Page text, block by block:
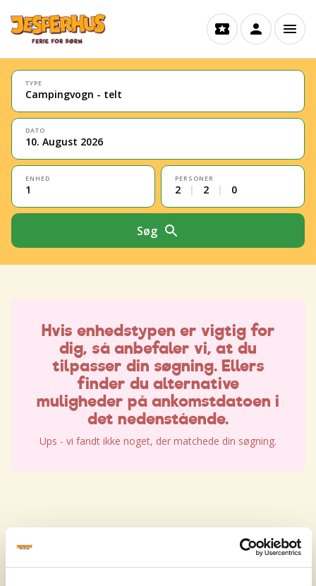
TYPE
Campingvogn - telt
DATO
10. August 2026
ENHED
1
PERSONER
2 | 2 | 0
Søg
Hvis enhedstypen er vigtig for
dig, så anbefaler vi, at du
tilpasser din søgning. Ellers
finder du alternative
muligheder på ankomstdatoen i
det nedenstående.
Ups - vi fandt ikke noget, der matchede din søgning.
Hvis enhedstypen er vigtig for